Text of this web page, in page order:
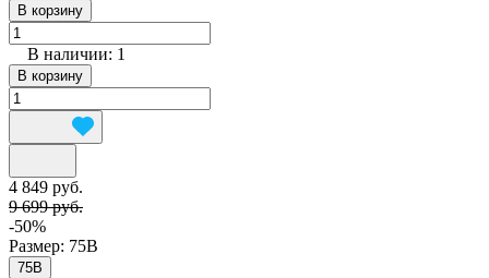
В корзину
В наличии: 1
В корзину
4 849 руб.
9 699 руб.
-50%
Размер: 75B
75B